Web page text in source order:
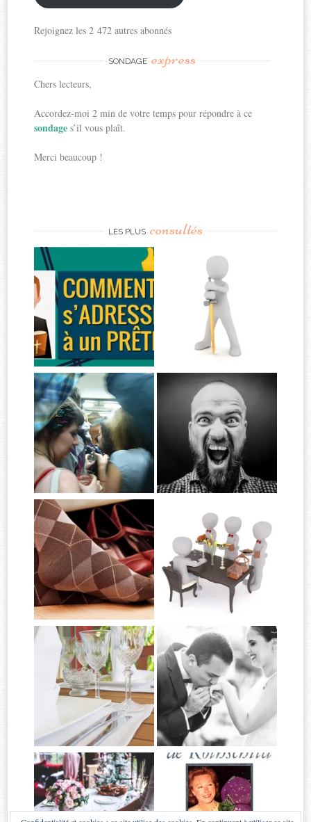
Rejoignez les 2 472 autres abonnés
SONDAGE express
Chers lecteurs,
Accordez-moi 2 min de votre temps pour répondre à ce
sondages’il vous plaît.
Merci beaucoup !
LES PLUS consultés